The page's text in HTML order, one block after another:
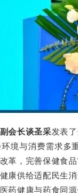
会长谈圣采发表
境与消费需求多
革，完善保健食
康供给适配民生
药健康与药食同